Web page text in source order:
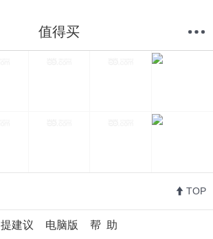
值得买
TOP
提建议 电脑版 帮 助